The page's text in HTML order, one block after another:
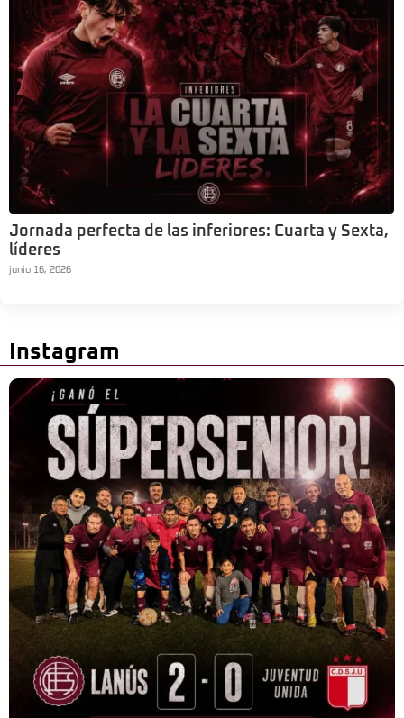
Jornada perfecta de las inferiores: Cuarta y Sexta,
líderes
junio 16, 2026
Instagram